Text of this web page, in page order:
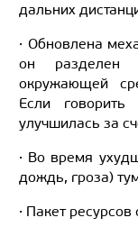
дальних
· Обновлена
он разделен
окружающей
Если
улучшилась за
· Во время
дождь, гроза)
· Пакет